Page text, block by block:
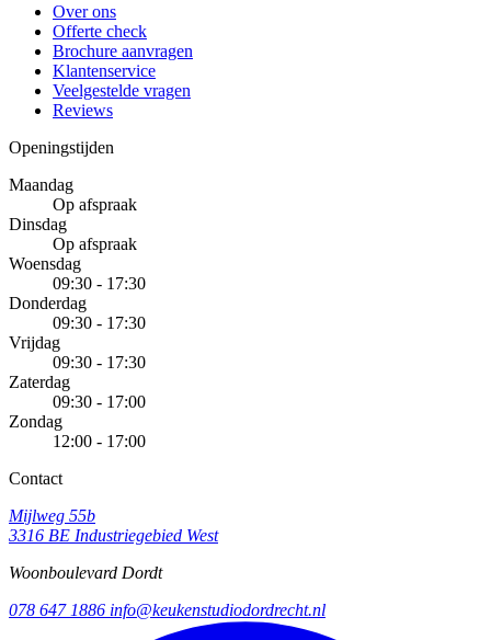
Over ons
Offerte check
Brochure aanvragen
Klantenservice
Veelgestelde vragen
Reviews
Openingstijden
Maandag
Op afspraak
Dinsdag
Op afspraak
Woensdag
09:30 - 17:30
Donderdag
09:30 - 17:30
Vrijdag
09:30 - 17:30
Zaterdag
09:30 - 17:00
Zondag
12:00 - 17:00
Contact
Mijlweg 55b
3316 BE Industriegebied West
Woonboulevard Dordt
078 647 1886 info@keukenstudiodordrecht.nl